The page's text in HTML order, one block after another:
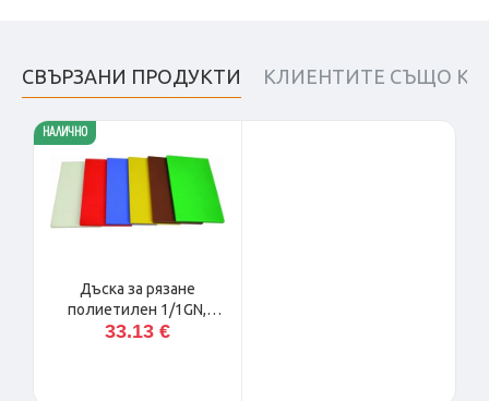
СВЪРЗАНИ ПРОДУКТИ КЛИЕНТИТЕ СЪЩО
НАЛИЧНО
Дъска за рязане
полиетилен 1/1GN,
Германия
33.13 €